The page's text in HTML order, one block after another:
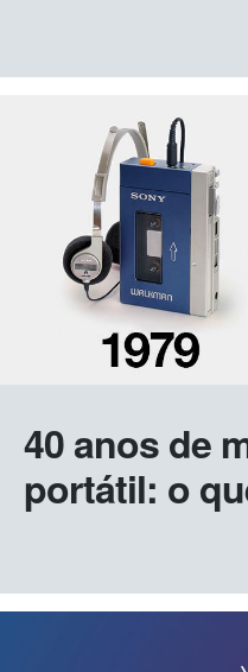
40 anos de
portátil: o